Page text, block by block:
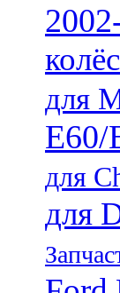
для
E60/
для
для